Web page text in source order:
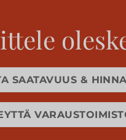
SAATAVUUS &